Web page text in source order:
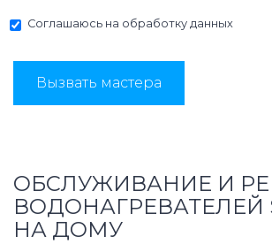
Соглашаюсь на обработку данных
Вызвать мастера
ОБСЛУЖИВАНИЕ И
ВОДОНАГРЕВАТЕЛЕЙ
НА ДОМУ